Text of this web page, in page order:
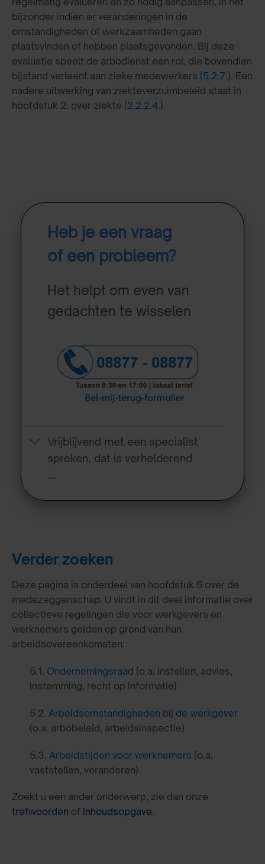
bijzonder indien er veranderingen in de
omstandigheden of werkzaamheden gaan
plaatsvinden of hebben plaatsgevonden. Bij deze
evaluatie speelt de arbodienst een rol, die bovendien
bijstand verleent aan zieke medewerkers (5.2.7.). Een
nadere uitwerking van ziekteverzuimbeleid staat in
hoofdstuk 2. over ziekte (2.2.2.4.).
Heb je een vraag
of een probleem?
Het helpt om even van
gedachten te wisselen
Vrijblijvend met een specialist
spreken, dat is verhelderend
….
Verder zoeken
Deze pagina is onderdeel van hoofdstuk 5 over de
medezeggenschap. U vindt in dit deel informatie over
collectieve regelingen die voor werkgevers en
werknemers gelden op grond van hun
arbeidsovereenkomsten:
5.1. Ondernemingsraad (o.a. instellen, advies,
instemming, recht op informatie)
5.2. Arbeidsomstandigheden bij de werkgever
(o.a. arbobeleid, arbeidsinspectie)
5.3. Arbeidstijden voor werknemers (o.a.
vaststellen, veranderen)
Zoekt u een ander onderwerp, zie dan onze
trefwoorden of inhoudsopgave.